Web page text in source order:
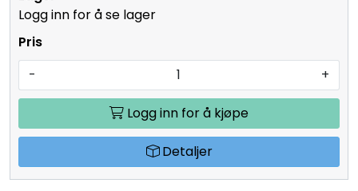
Logg inn for å se lager
- +
Logg inn for å kjøpe
Detaljer